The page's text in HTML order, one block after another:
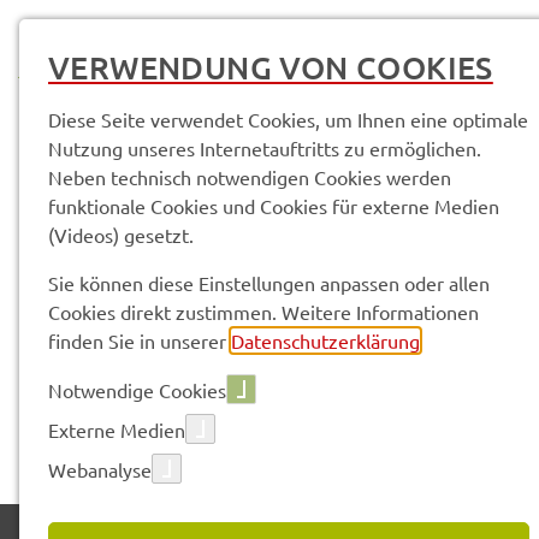
Das Regis­trie­rungs­for­mu­lar kann nicht ange­zeigt
werden - mögli­che Grün­de: Start-Datum der Veran­stal­
tung ist bereits erreicht, Anmel­de­frist oder max.
Anzahl Teil­neh­mer über­schrit­ten.
VERWENDUNG VON COOKIES
Diese Seite verwendet Cookies, um Ihnen eine optimale
Nutzung unseres Internetauftritts zu ermöglichen.
Neben technisch notwendigen Cookies werden
funktionale Cookies und Cookies für externe Medien
(Videos) gesetzt.
Sie können diese Einstellungen anpassen oder allen
Cookies direkt zustimmen. Weitere Informationen
finden Sie in unserer Datenschutzerklärung
Notwendige Cookies
Externe Medien
Webanalyse